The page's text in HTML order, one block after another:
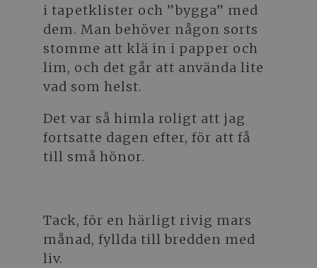
i tapetklister och ”bygga” med
dem. Man behöver någon sorts
stomme att klä in i papper och
lim, och det går att använda lite
vad som helst.
Det var så himla roligt att jag
fortsatte dagen efter, för att få
till små hönor.
Tack, för en härligt rivig mars
månad, fyllda till bredden med
liv.